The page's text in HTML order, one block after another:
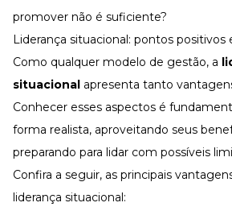
promover não é suficiente?
Liderança situacional: pontos positivos
Como qualquer modelo de gestão, a
situacional apresenta tanto
Conhecer esses aspectos é
forma realista, aproveitando seus
preparando para lidar com possíveis
Confira a seguir, as principais
liderança situacional: